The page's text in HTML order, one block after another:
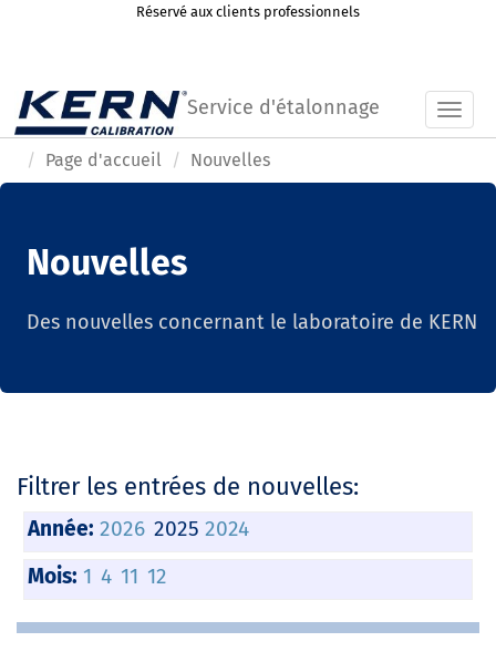
Réservé aux clients professionnels
Service d'étalonnage
Page d'accueil Nouvelles
Nouvelles
Des nouvelles concernant le laboratoire de KERN
Filtrer les entrées de nouvelles:
Année: 2026 2025 2024
Mois: 1 4 11 12